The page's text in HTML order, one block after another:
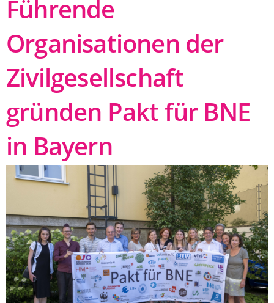
Führende
Organisationen der
Zivilgesellschaft
gründen Pakt für BNE
in Bayern